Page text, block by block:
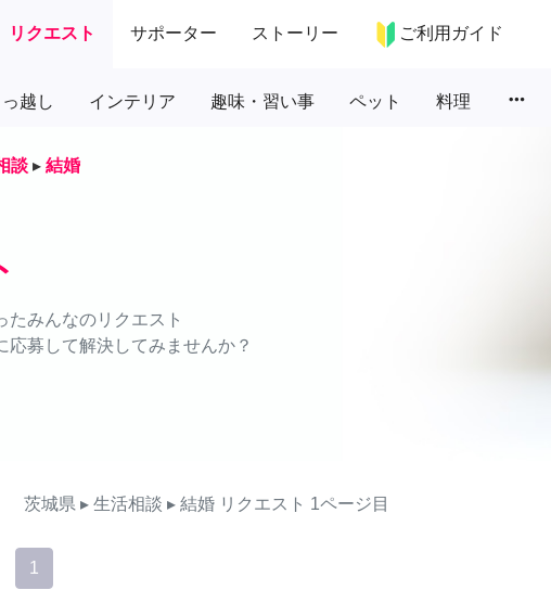
リクエスト サポーター ストーリー ご利用ガイド
越し インテリア 趣味・習い事 ペット 料理 more_horiz
談 ▸ 結婚
たみんなのリクエスト
募して解決してみませんか？
茨城県 ▸ 生活相談 ▸ 結婚 リクエスト 1ページ目
1